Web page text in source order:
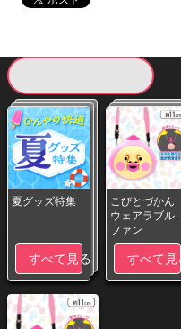
夏グッズ特集
すべて見る
こびとづかん
ウェアラブル
ファン
すべて見